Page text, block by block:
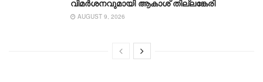
വിമര്‍ശനവുമായി ആകാശ് തില്ലങ്കേരി
AUGUST 9, 2026